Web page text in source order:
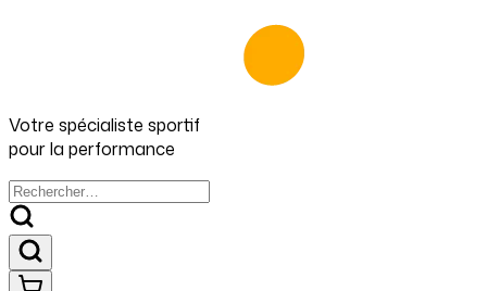
Votre spécialiste sportif
pourla performance